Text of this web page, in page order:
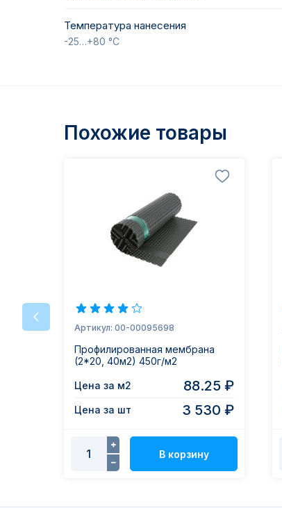
Температура нанесения
-25…+80 °С
Похожие товары
Артикул: 00-00095698
Профилированная мембрана
(2*20, 40м2) 450г/м2
Цена за м2 88.25 ₽
Цена за шт 3 530 ₽
В корзину